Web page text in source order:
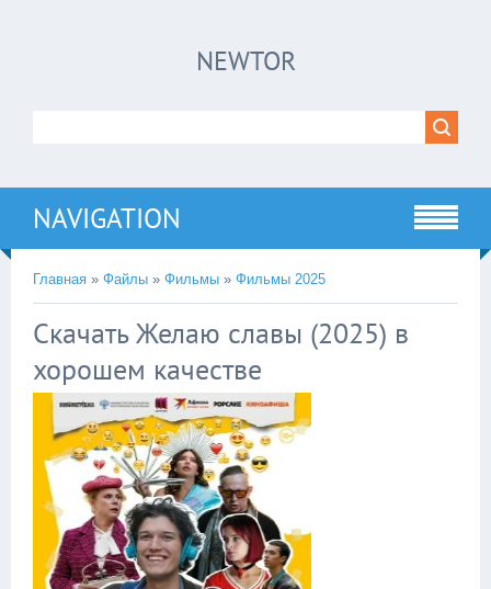
NEWTOR
NAVIGATION
Главная » Файлы » Фильмы » Фильмы 2025
Скачать Желаю славы (2025) в
хорошем качестве
!!!Если Вы с телефона сперва нажмите на